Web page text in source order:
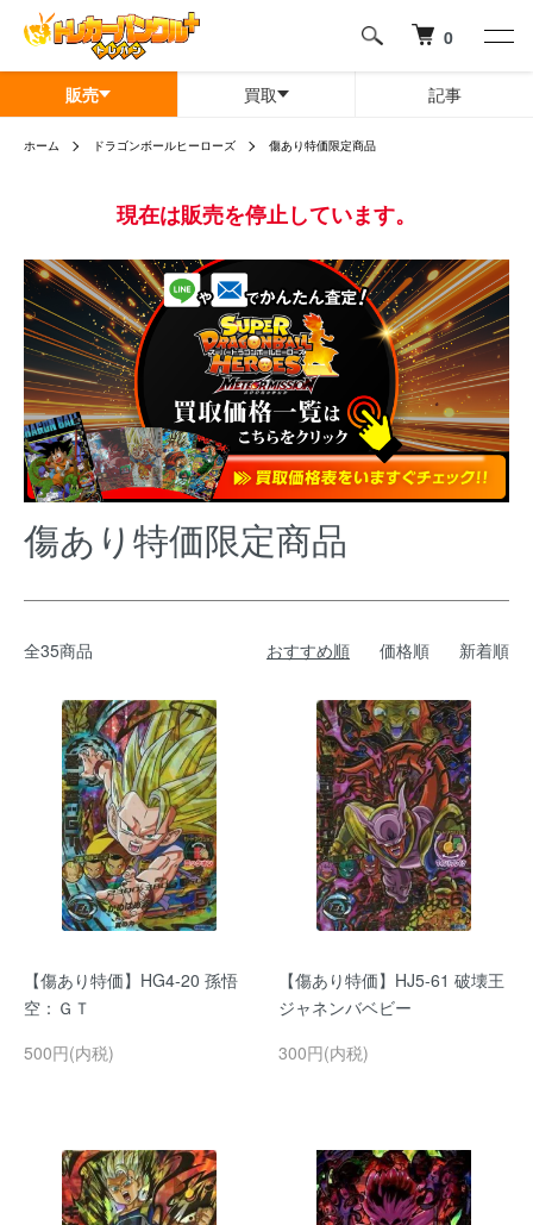
0
販売 買取 記事
ホーム ドラゴンボールヒーローズ 傷あり特価限定商品
現在は販売を停止しています。
傷あり特価限定商品
全35商品 おすすめ順 価格順 新着順
【傷あり特価】HG4-20 孫悟
空：ＧＴ
500円(内税)
【傷あり特価】HJ5-61 破壊王
ジャネンバベビー
300円(内税)